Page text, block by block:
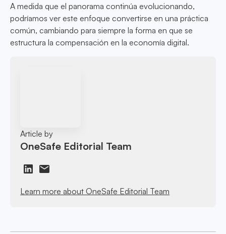
A medida que el panorama continúa evolucionando,
podríamos ver este enfoque convertirse en una práctica
común, cambiando para siempre la forma en que se
estructura la compensación en la economía digital.
Article by
OneSafe Editorial Team
Learn more about OneSafe Editorial Team